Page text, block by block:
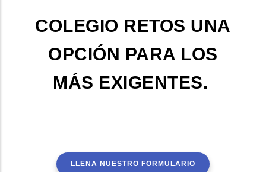
COLEGIO RETOS UNA
OPCIÓN PARA LOS
MÁS EXIGENTES.
LLENA NUESTRO FORMULARIO